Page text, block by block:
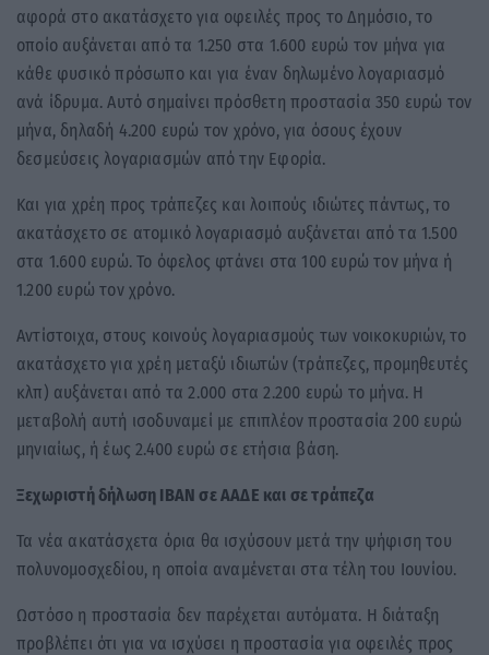
αφορά στο ακατάσχετο για οφειλές προς το Δημόσιο, το
οποίο αυξάνεται από τα 1.250 στα 1.600 ευρώ τον μήνα για
κάθε φυσικό πρόσωπο και για έναν δηλωμένο λογαριασμό
ανά ίδρυμα. Αυτό σημαίνει πρόσθετη προστασία 350 ευρώ τον
μήνα, δηλαδή 4.200 ευρώ τον χρόνο, για όσους έχουν
δεσμεύσεις λογαριασμών από την Εφορία.
Και για χρέη προς τράπεζες και λοιπούς ιδιώτες πάντως, το
ακατάσχετο σε ατομικό λογαριασμό αυξάνεται από τα 1.500
στα 1.600 ευρώ. Το όφελος φτάνει στα 100 ευρώ τον μήνα ή
1.200 ευρώ τον χρόνο.
Αντίστοιχα, στους κοινούς λογαριασμούς των νοικοκυριών, το
ακατάσχετο για χρέη μεταξύ ιδιωτών (τράπεζες, προμηθευτές
κλπ) αυξάνεται από τα 2.000 στα 2.200 ευρώ το μήνα. Η
μεταβολή αυτή ισοδυναμεί με επιπλέον προστασία 200 ευρώ
μηνιαίως, ή έως 2.400 ευρώ σε ετήσια βάση.
Ξεχωριστή δήλωση ΙΒΑΝ σε ΑΑΔΕ και σε τράπεζα
Τα νέα ακατάσχετα όρια θα ισχύσουν μετά την ψήφιση του
πολυνομοσχεδίου, η οποία αναμένεται στα τέλη του Ιουνίου.
Ωστόσο η προστασία δεν παρέχεται αυτόματα. Η διάταξη
προβλέπει ότι για να ισχύσει η προστασία για οφειλές προς